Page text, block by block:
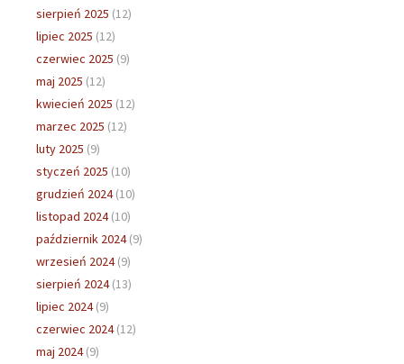
sierpień 2025 (12)
lipiec 2025 (12)
czerwiec 2025 (9)
maj 2025 (12)
kwiecień 2025 (12)
marzec 2025 (12)
luty 2025 (9)
styczeń 2025 (10)
grudzień 2024(10)
listopad 2024(10)
październik 2024(9)
wrzesień 2024(9)
sierpień 2024(13)
lipiec 2024(9)
czerwiec 2024(12)
maj 2024(9)